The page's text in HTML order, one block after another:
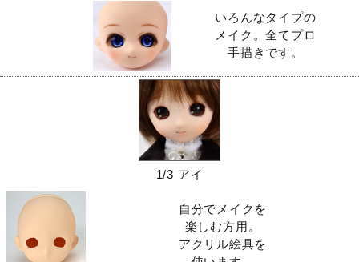
いろんなタイプの
メイク。全てプロ
手描きです。
1/3 アイ
自分でメイクを
楽しむ方用。
アクリル絵具を